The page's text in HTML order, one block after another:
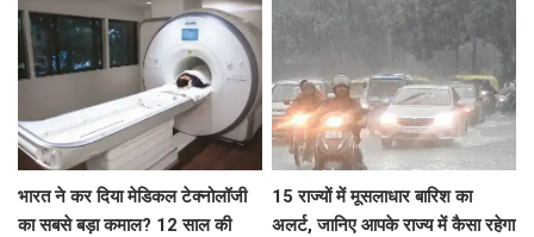
भारत ने कर दिया मेडिकल टेक्नोलॉजी
का सबसे बड़ा कमाल? 12 साल की
15 राज्यों में मूसलाधार बारिश का
अलर्ट, जानिए आपके राज्य में कैसा रहेगा